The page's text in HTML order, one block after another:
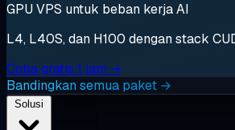
GPU VPS untuk beban kerja AI
L4, L40S, dan H100 dengan stack
Coba gratis 1 jam →
Bandingkan semua paket →